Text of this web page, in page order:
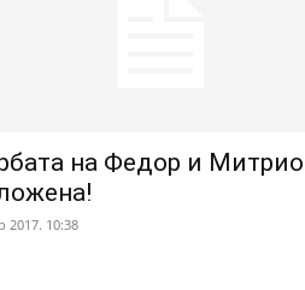
на Федор и
2017. 10:38